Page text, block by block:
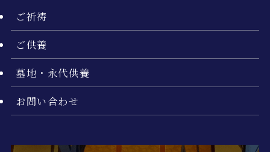
ご祈祷
ご供養
墓地・永代供養
お問い合わせ